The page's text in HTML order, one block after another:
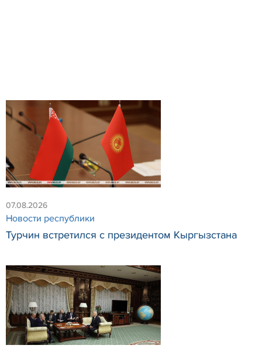
07.08.2026
Новости республики
Турчин встретился с президентом Кыргызстана